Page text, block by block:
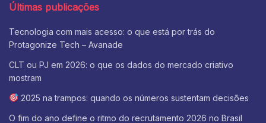
Últimas publicações
Tecnologia com mais acesso: o que está por trás do
Protagonize Tech – Avanade
CLT ou PJ em 2026: o que os dados do mercado criativo
mostram
2025 na trampos: quando os números sustentam decisões
O fim do ano define o ritmo do recrutamento 2026 no Brasil